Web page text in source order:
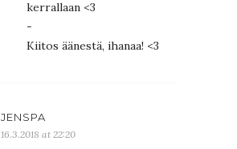
kerrallaan <3
-
Kiitos äänestä, ihanaa! <3
JENSPA
16.3.2018 at 22:20